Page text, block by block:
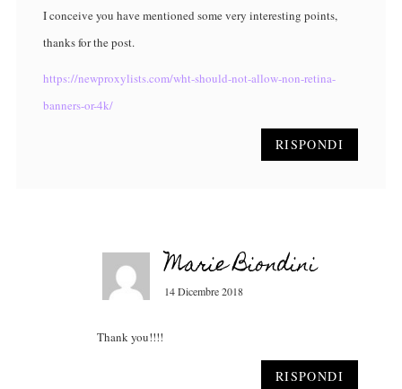
I conceive you have mentioned some very interesting points,
thanks for the post.
https://newproxylists.com/wht-should-not-allow-non-retina-
banners-or-4k/
RISPONDI
Marie Biondini
14 Dicembre 2018
Thank you!!!!
RISPONDI